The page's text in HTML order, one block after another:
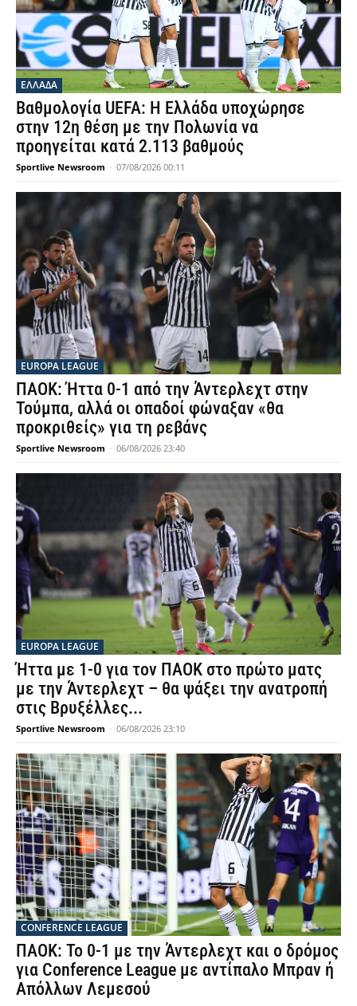
ΕΛΛΑΔΑ
Βαθμολογία UEFA: Η Ελλάδα υποχώρησε
στην 12η θέση με την Πολωνία να
προηγείται κατά 2.113 βαθμούς
Sportlive Newsroom - 07/08/2026 00:11
EUROPA LEAGUE
ΠΑΟΚ: Ήττα 0-1 από την Άντερλεχτ στην
Τούμπα, αλλά οι οπαδοί φώναξαν «θα
προκριθείς» για τη ρεβάνς
Sportlive Newsroom - 06/08/2026 23:40
EUROPA LEAGUE
Ήττα με 1-0 για τον ΠΑΟΚ στο πρώτο ματς
με την Άντερλεχτ – θα ψάξει την ανατροπή
στις Βρυξέλλες...
Sportlive Newsroom - 06/08/2026 23:10
CONFERENCE LEAGUE
ΠΑΟΚ: Το 0-1 με την Άντερλεχτ και ο δρόμος
για Conference League με αντίπαλο Μπραν ή
Απόλλων Λεμεσού